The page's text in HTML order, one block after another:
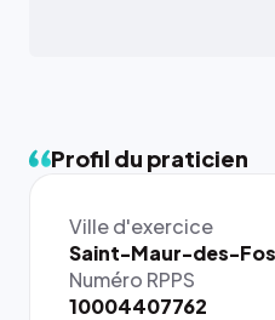
Profil du praticien
Ville d'exercice
Saint-Maur-des-
Numéro RPPS
10004407762